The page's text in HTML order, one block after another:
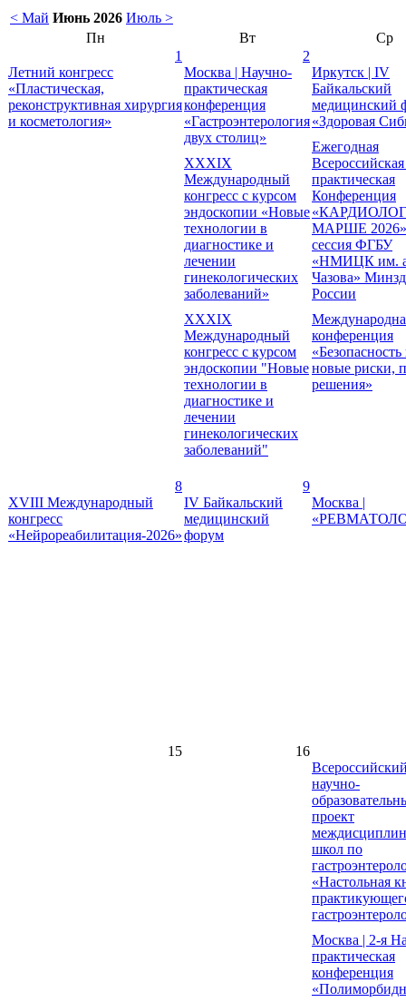
< Май Июнь 2026 Июль >
Пн
Вт
Ср
1
Летний конгресс
«Пластическая,
реконструктивная хирургия
и косметология»
2
Москва | Научно-
практическая
конференция
«Гастроэнтерология
двух столиц»
XXXIX
Международный
конгресс с курсом
эндоскопии «Новые
технологии в
диагностике и
лечении
гинекологических
заболеваний»
XXXIХ
Международный
конгресс с курсом
эндоскопии "Новые
технологии в
диагностике и
лечении
гинекологических
заболеваний"
Иркутск | IV
Байкальский
медицинский
«Здоровая
Ежегодная
практическая
Конференция
МАРШЕ 2026»
сессия ФГБУ
«НМИЦК им.
Чазова»
России
конференция
новые риски,
решения»
8
XVIII Международный
конгресс
«Нейрореабилитация-2026»
9
IV Байкальский
медицинский
форум
Москва |
15
16
научно-
проект
школ по
«Настольная
Москва | 2-я
практическая
конференция